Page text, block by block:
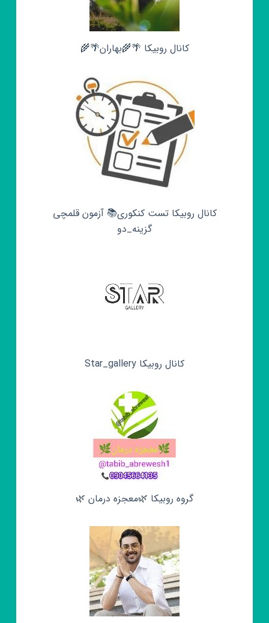
کانال روبیکا 🌴🌾بهاران🌴🌾
کانال روبیکا تست کنکوری📚 آزمون قلمچی‌‌
گزینه_دو
کانال روبیکا Star_gallery
گروه روبیکا 🌿معجزه درمان 🌿